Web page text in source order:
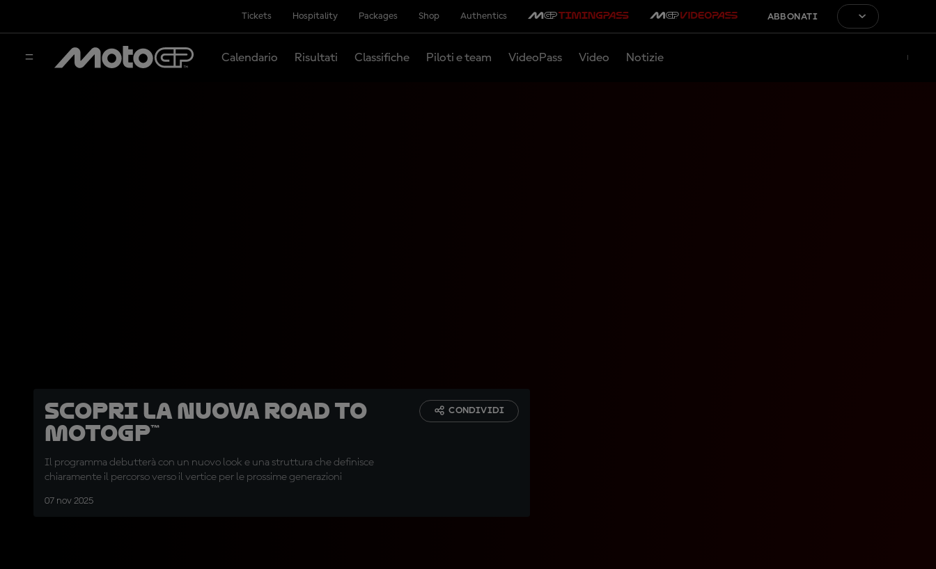
Tickets Hospitality Packages Shop Authentics ABBONATI
Calendario Risultati Classifiche Piloti e team VideoPass Video Notizie
Scopri la nuova Road to
MotoGP™
Il programma debutterà con un nuovo look e una struttura che definisce
chiaramente il percorso verso il vertice per le prossime generazioni
07 nov 2025
CONDIVIDI